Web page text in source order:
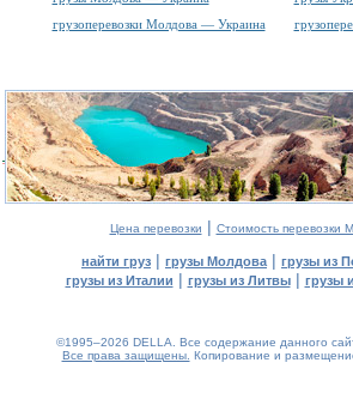
грузоперевозки Молдова — Украина
Цена перевозки | Стоимость перевозки
найти груз | грузы Молдова | грузы из
грузы из Италии | грузы из Литвы| грузы
©1995–2026 DELLA. Все содержание данного
Все права защищены. Копирование и